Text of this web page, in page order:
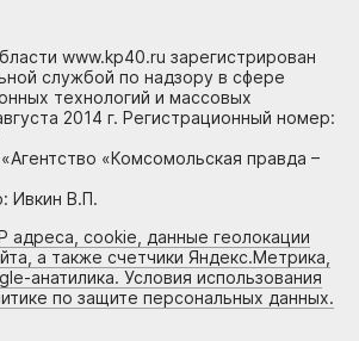
www.kp40.ru зарегистрирован
службой по надзору в сфере
технологий и массовых
2014 г. Регистрационный номер:
«Комсомольская правда –
Ивкин В.П.
адреса, cookie, данные геолокации
а также счетчики Яндекс.Метрика,
анатилика. Условия использования
по защите персональных данных.